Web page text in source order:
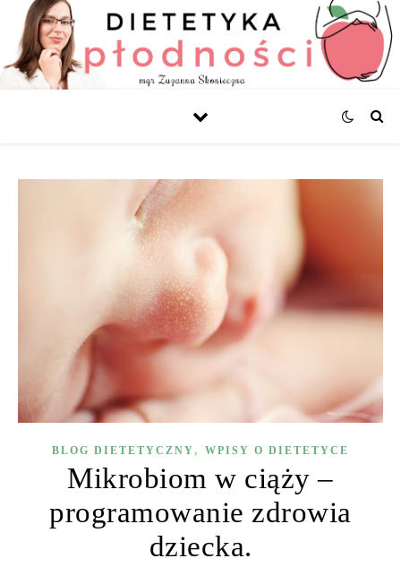
BLOG DIETETYCZNY , WPISY O DIETETYCE
Mikrobiom w ciąży –
programowanie zdrowia
dziecka.